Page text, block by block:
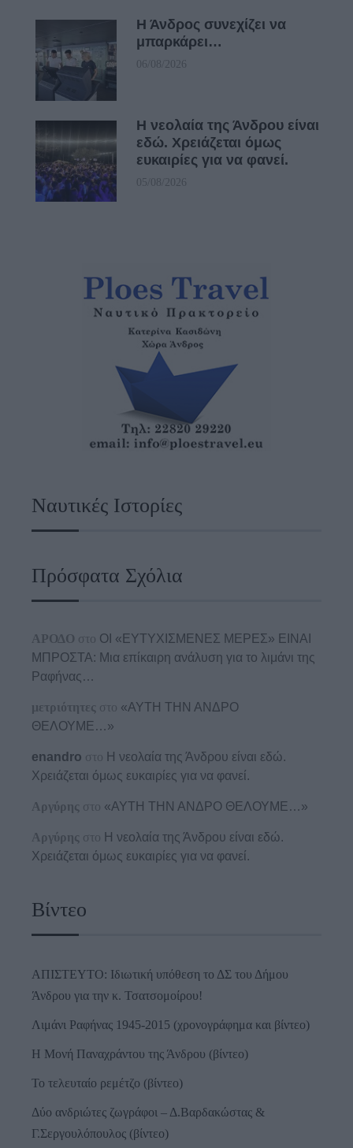
Η Άνδρος συνεχίζει να
μπαρκάρει…
06/08/2026
Η νεολαία της Άνδρου είναι
εδώ. Χρειάζεται όμως
ευκαιρίες για να φανεί.
05/08/2026
Ναυτικές Ιστορίες
Πρόσφατα Σχόλια
ΑΡΟΔΟ στο ΟΙ «ΕΥΤΥΧΙΣΜΕΝΕΣ ΜΕΡΕΣ» ΕΙΝΑΙ
ΜΠΡΟΣΤΑ: Μια επίκαιρη ανάλυση για το λιμάνι της
Ραφήνας…
μετριότητες στο «ΑΥΤΗ ΤΗΝ ΑΝΔΡΟ
ΘΕΛΟΥΜΕ…»
enandro στο Η νεολαία της Άνδρου είναι εδώ.
Χρειάζεται όμως ευκαιρίες για να φανεί.
Αργύρης στο «ΑΥΤΗ ΤΗΝ ΑΝΔΡΟ ΘΕΛΟΥΜΕ…»
Αργύρης στο Η νεολαία της Άνδρου είναι εδώ.
Χρειάζεται όμως ευκαιρίες για να φανεί.
Βίντεο
ΑΠΙΣΤΕΥΤΟ: Ιδιωτική υπόθεση το ΔΣ του Δήμου
Άνδρου για την κ. Τσατσομοίρου!
Λιμάνι Ραφήνας 1945-2015 (χρονογράφημα και βίντεο)
Η Μονή Παναχράντου της Άνδρου (βίντεο)
Το τελευταίο ρεμέτζο (βίντεο)
Δύο ανδριώτες ζωγράφοι – Δ.Βαρδακώστας &
Γ.Σεργουλόπουλος (βίντεο)